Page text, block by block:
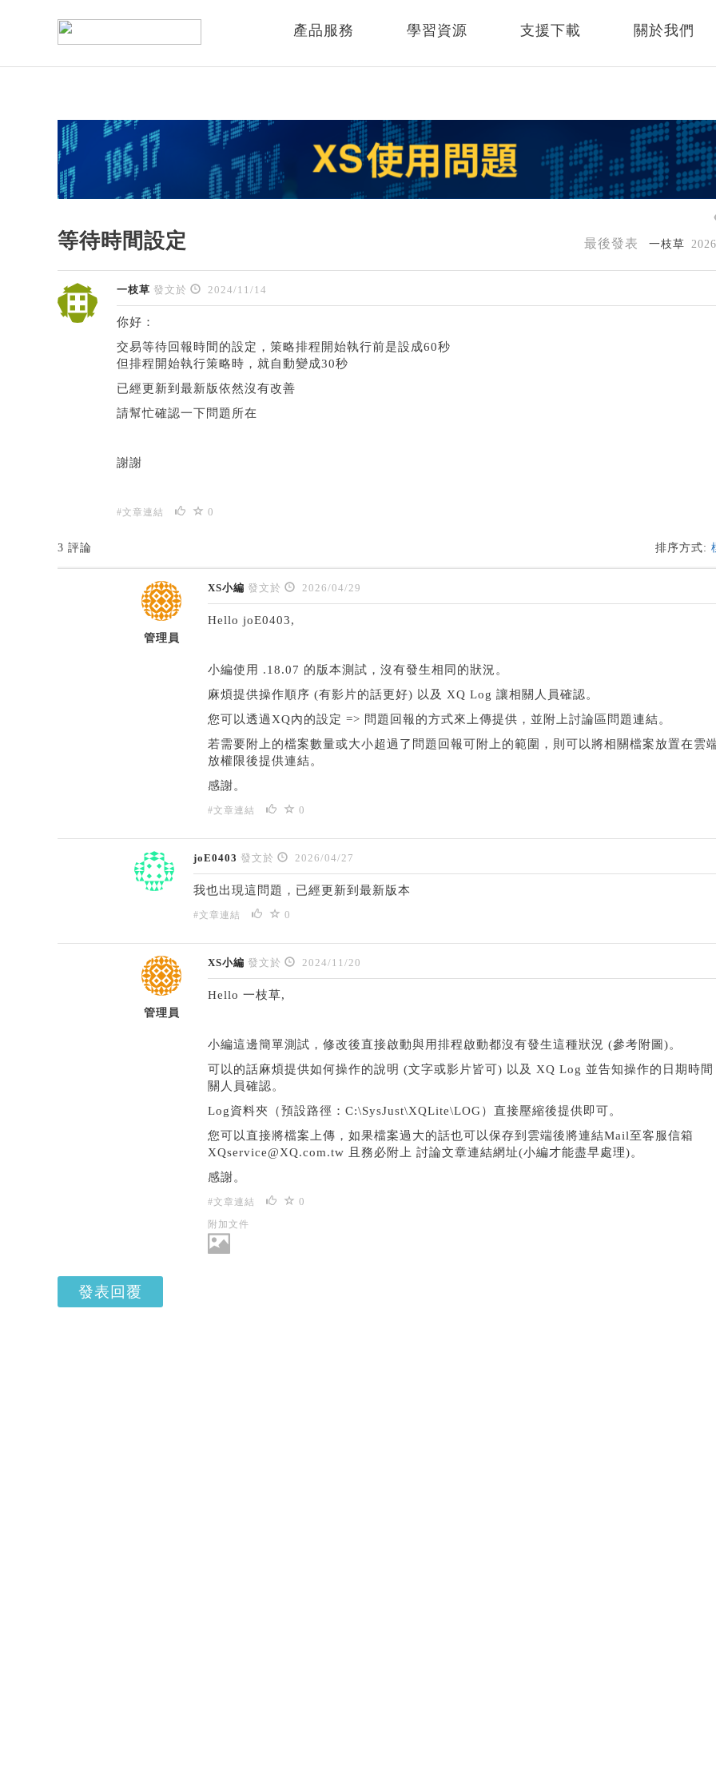
產品服務 學習資源 支援下載 關於我們
等待時間設定 最後發表 一枝草
一枝草 發文於 2024/11/14
你好：
交易等待回報時間的設定，策略排程開始執行前是設成60秒
但排程開始執行策略時，就自動變成30秒
已經更新到最新版依然沒有改善
請幫忙確認一下問題所在
謝謝
#文章連結 0
3 評論 排序方式:
管理員
XS小編 發文於 2026/04/29
Hello joE0403,
小編使用 .18.07 的版本測試，沒有發生相同的狀況。
麻煩提供操作順序 (有影片的話更好) 以及 XQ Log 讓相關人員確認。
您可以透過XQ內的設定 => 問題回報的方式來上傳提供，並附上討論區問題連結。
若需要附上的檔案數量或大小超過了問題回報可附上的範圍，則可以將相關檔案放置在雲
放權限後提供連結。
感謝。
#文章連結 0
joE0403 發文於 2026/04/27
我也出現這問題，已經更新到最新版本
#文章連結 0
管理員
XS小編 發文於 2024/11/20
Hello 一枝草,
小編這邊簡單測試，修改後直接啟動與用排程啟動都沒有發生這種狀況 (參考附圖)。
可以的話麻煩提供如何操作的說明 (文字或影片皆可) 以及 XQ Log 並告知操作的日期時間
關人員確認。
Log資料夾（預設路徑：C:\SysJust\XQLite\LOG）直接壓縮後提供即可。
您可以直接將檔案上傳，如果檔案過大的話也可以保存到雲端後將連結Mail至客服信箱
XQservice@XQ.com.tw 且務必附上 討論文章連結網址(小編才能盡早處理)。
感謝。
#文章連結 0
附加文件
發表回覆